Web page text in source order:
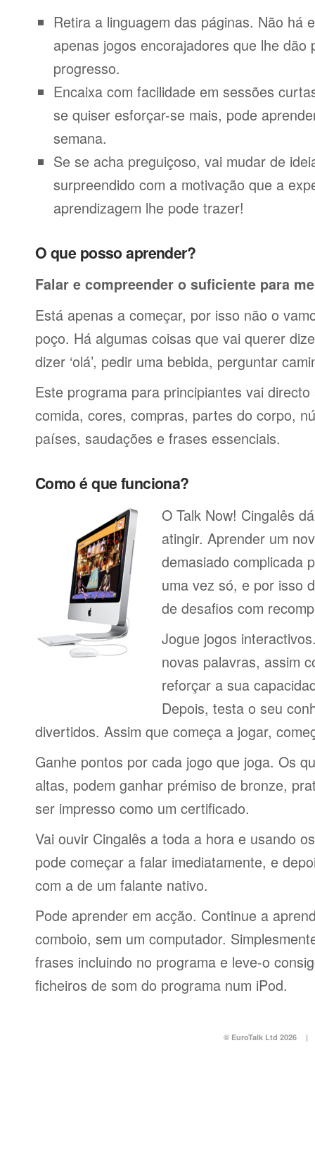
Retira a linguagem das páginas. Não há
apenas jogos encorajadores que lhe dão
progresso.
Encaixa com facilidade em sessões
se quiser esforçar-se mais, pode
semana.
Se se acha preguiçoso, vai mudar de
surpreendido com a motivação que a
aprendizagem lhe pode trazer!
O que posso aprender?
Falar e compreender o suficiente para
Está apenas a começar, por isso não o
poço. Há algumas coisas que vai querer
dizer ‘olá’, pedir uma bebida, perguntar
Este programa para principiantes vai
comida, cores, compras, partes do corpo,
países, saudações e frases essenciais.
Como é que funciona?
O Talk Now! Cingalês
atingir. Aprender um
demasiado complicada
uma vez só, e por isso
de desafios com
Jogue jogos
novas palavras, assim
reforçar a sua
Depois, testa o seu
divertidos. Assim que começa a jogar,
Ganhe pontos por cada jogo que joga. Os
altas, podem ganhar prémiso de bronze,
ser impresso como um certificado.
Vai ouvir Cingalês a toda a hora e usando
pode começar a falar imediatamente, e
com a de um falante nativo.
Pode aprender em acção. Continue a
comboio, sem um computador.
frases incluindo no programa e leve-o
ficheiros de som do programa num iPod.
© EuroTalk Ltd 2026 |